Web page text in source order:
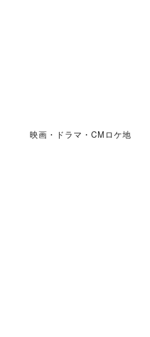
映画・ドラマ・CMロケ地